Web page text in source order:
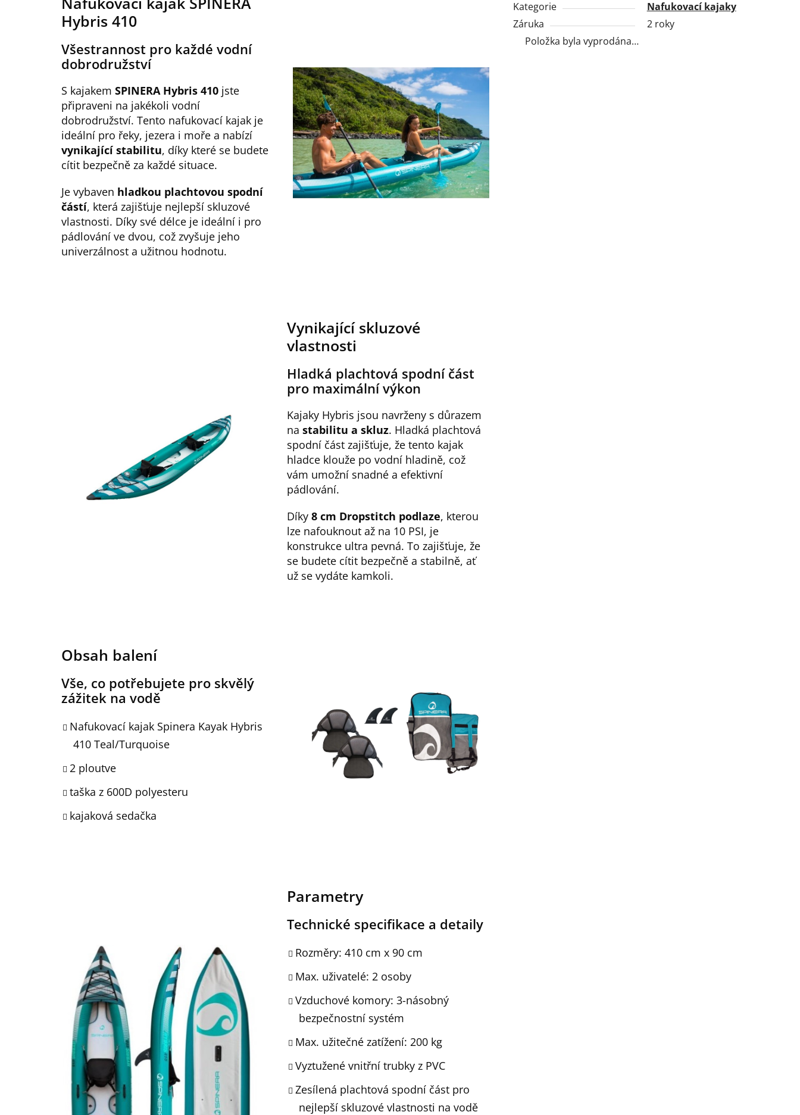
Hybris 410
Všestrannost pro každé vodní
dobrodružství
S kajakem SPINERA Hybris 410 jste
připraveni na jakékoli vodní
dobrodružství. Tento nafukovací kajak je
ideální pro řeky, jezera i moře a nabízí
vynikající stabilitu, díky které se budete
cítit bezpečně za každé situace.
Je vybaven hladkou plachtovou spodní
částí, která zajišťuje nejlepší skluzové
vlastnosti. Díky své délce je ideální i pro
pádlování ve dvou, což zvyšuje jeho
univerzálnost a užitnou hodnotu.
Vynikající skluzové
vlastnosti
Hladká plachtová spodní část
pro maximální výkon
Kajaky Hybris jsou navrženy s důrazem
nastabilitu a skluz. Hladká plachtová
spodní část zajišťuje, že tento kajak
hladce klouže po vodní hladině, což
vám umožní snadné a efektivní
pádlování.
Díky8 cm Dropstitch podlaze, kterou
lze nafouknout až na 10 PSI, je
konstrukce ultra pevná. To zajišťuje, že
se budete cítit bezpečně a stabilně, ať
už se vydáte kamkoli.
Obsah balení
Vše, co potřebujete pro skvělý
zážitek na vodě
Nafukovací kajak Spinera Kayak Hybris
410 Teal/Turquoise
2 ploutve
taška z 600D polyesteru
kajaková sedačka
Parametry
Technické specifikace a detaily
Rozměry: 410 cm x 90 cm
Max. uživatelé: 2 osoby
Vzduchové komory: 3-násobný
bezpečnostní systém
Max. užitečné zatížení: 200 kg
Vyztužené vnitřní trubky z PVC
Zesílená plachtová spodní část pro
nejlepší skluzové vlastnosti na vodě
Kategorie
Nafukovací kajaky
Záruka
2 roky
Položka byla vyprodána…